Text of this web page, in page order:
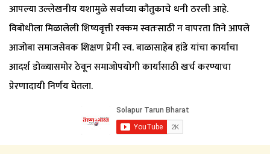
आपल्या उल्लेखनीय यशामुळे सर्वांच्या कौतुकाचे धनी ठरली आहे.
विबोधीला मिळालेली शिष्यवृत्ती रक्कम स्वतःसाठी न वापरता तिने आपले
आजोबा समाजसेवक शिक्षण प्रेमी स्व. बाळासाहेब हांडे यांचा कार्याचा
आदर्श डोळ्यासमोर ठेवून समाजोपयोगी कार्यासाठी खर्च करण्याचा
प्रेरणादायी निर्णय घेतला.